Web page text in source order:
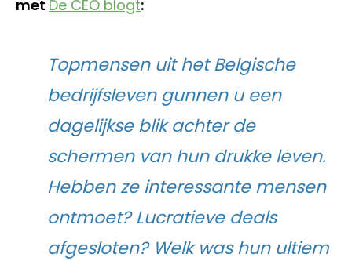
met De CEO blogt:
Topmensen uit het Belgische
bedrijfsleven gunnen u een
dagelijkse blik achter de
schermen van hun drukke leven.
Hebben ze interessante mensen
ontmoet? Lucratieve deals
afgesloten? Welk was hun ultiem